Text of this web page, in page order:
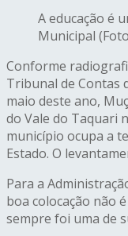
A educação é
Municipal
Conforme
Tribunal de Contas
maio deste ano,
do Vale do Taquari
município ocupa a
Estado. O
Para a
boa colocação não
sempre foi uma de